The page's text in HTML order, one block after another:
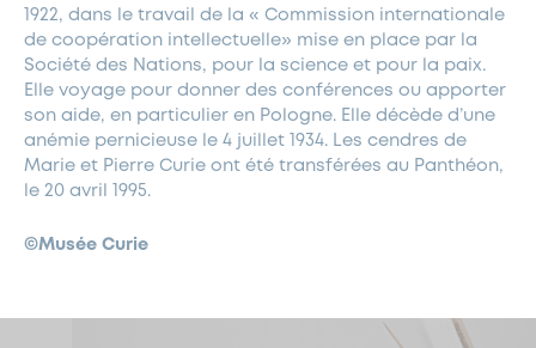
1922, dans le travail de la « Commission internationale
de coopération intellectuelle» mise en place par la
Société des Nations, pour la science et pour la paix.
Elle voyage pour donner des conférences ou apporter
son aide, en particulier en Pologne. Elle décède d’une
anémie pernicieuse le 4 juillet 1934. Les cendres de
Marie et Pierre Curie ont été transférées au Panthéon,
le 20 avril 1995.
©Musée Curie